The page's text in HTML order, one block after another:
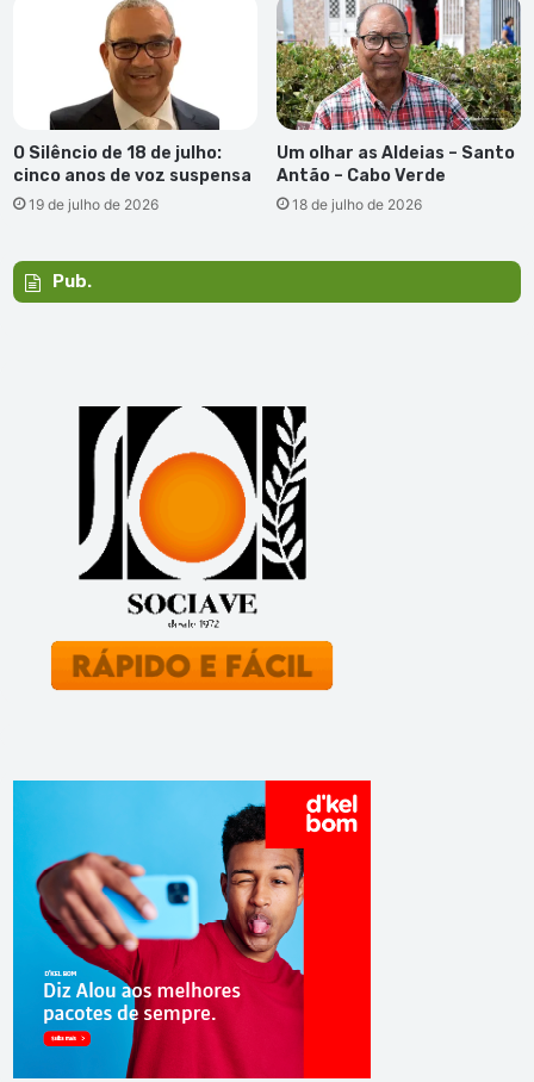
O Silêncio de 18 de julho:
cinco anos de voz suspensa
19 de julho de 2026
Um olhar as Aldeias – Santo
Antão – Cabo Verde
18 de julho de 2026
Pub.